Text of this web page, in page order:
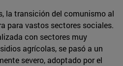
la transición del comunismo al
para vastos sectores sociales.
con sectores muy
agrícolas, se pasó a un
severo, adoptado por el